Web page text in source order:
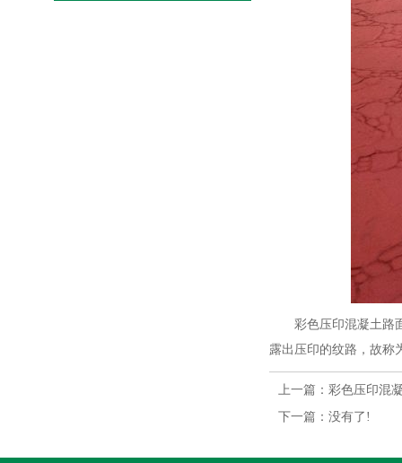
彩色压印混凝土路面
露出压印的纹路，故称
上一篇： 彩色压印混
下一篇：没有了!